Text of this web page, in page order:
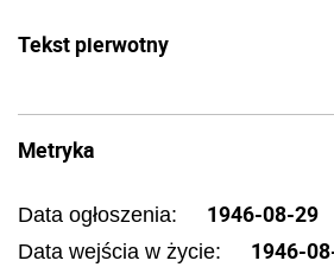
Tekst pierwotny
Metryka
Data ogłoszenia: 1946-08-29
Data wejścia w życie: 1946-